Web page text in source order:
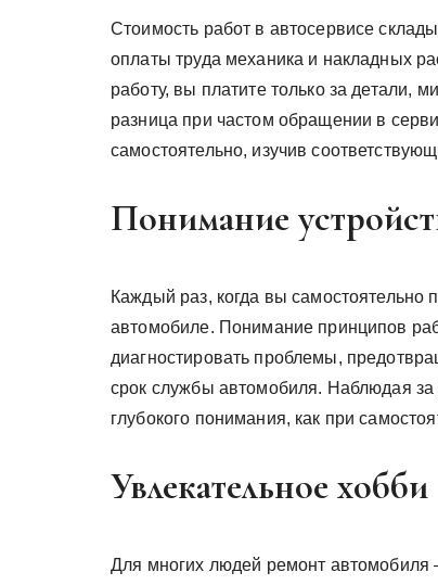
Стоимость работ в автосервисе
оплаты труда механика и накладных
работу, вы платите только за детали,
разница при частом обращении в
самостоятельно, изучив
Понимание
Каждый раз, когда вы самостоятельно
автомобиле. Понимание принципов
диагностировать проблемы,
срок службы автомобиля. Наблюдая за
глубокого понимания, как при
Увлекательное хобби
Для многих людей ремонт автомобиля